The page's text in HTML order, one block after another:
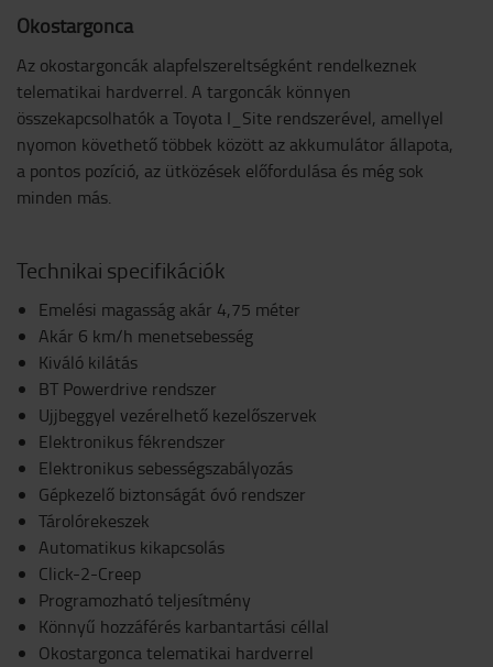
Okostargonca
Az okostargoncák alapfelszereltségként rendelkeznek
telematikai hardverrel. A targoncák könnyen
összekapcsolhatók a Toyota I_Site rendszerével, amellyel
nyomon követhető többek között az akkumulátor állapota,
a pontos pozíció, az ütközések előfordulása és még sok
minden más.
Technikai specifikációk
Emelési magasság akár 4,75 méter
Akár 6 km/h menetsebesség
Kiváló kilátás
BT Powerdrive rendszer
Ujjbeggyel vezérelhető kezelőszervek
Elektronikus fékrendszer
Elektronikus sebességszabályozás
Gépkezelő biztonságát óvó rendszer
Tárolórekeszek
Automatikus kikapcsolás
Click-2-Creep
Programozható teljesítmény
Könnyű hozzáférés karbantartási céllal
Okostargonca telematikai hardverrel